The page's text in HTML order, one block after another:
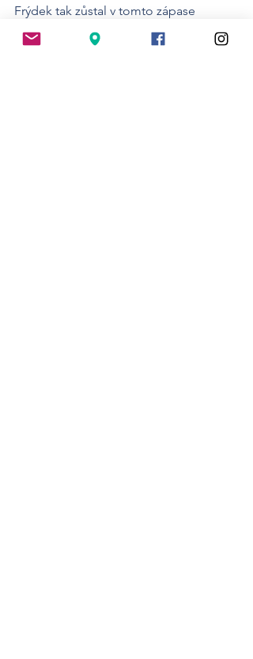
Frýdek tak zůstal v tomto zápase
bodově na prázdno.